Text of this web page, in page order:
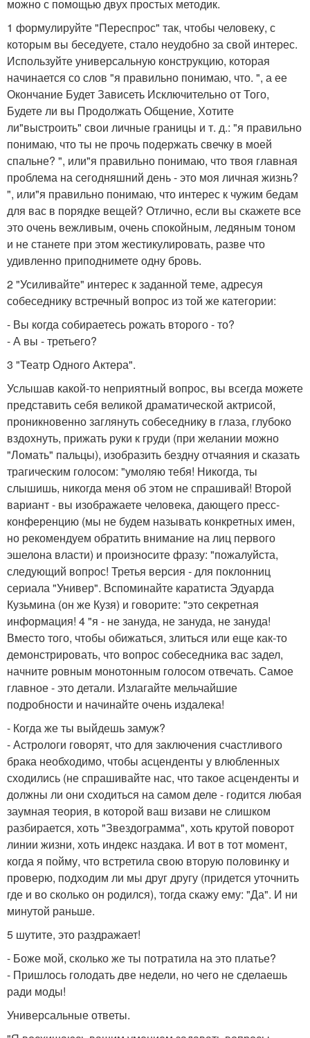
можно с помощью двух простых методик.
1 формулируйте "Переспрос" так, чтобы человеку, с
которым вы беседуете, стало неудобно за свой интерес.
Используйте универсальную конструкцию, которая
начинается со слов "я правильно понимаю, что. ", а ее
Окончание Будет Зависеть Исключительно от Того,
Будете ли вы Продолжать Общение, Хотите
ли"выстроить" свои личные границы и т. д.: "я правильно
понимаю, что ты не прочь подержать свечку в моей
спальне? ", или"я правильно понимаю, что твоя главная
проблема на сегодняшний день - это моя личная жизнь?
", или"я правильно понимаю, что интерес к чужим бедам
для вас в порядке вещей? Отлично, если вы скажете все
это очень вежливым, очень спокойным, ледяным тоном
и не станете при этом жестикулировать, разве что
удивленно приподнимете одну бровь.
2 "Усиливайте" интерес к заданной теме, адресуя
собеседнику встречный вопрос из той же категории:
- Вы когда собираетесь рожать второго - то?
- А вы - третьего?
3 "Театр Одного Актера".
Услышав какой-то неприятный вопрос, вы всегда можете
представить себя великой драматической актрисой,
проникновенно заглянуть собеседнику в глаза, глубоко
вздохнуть, прижать руки к груди (при желании можно
"Ломать" пальцы), изобразить бездну отчаяния и сказать
трагическим голосом: "умоляю тебя! Никогда, ты
слышишь, никогда меня об этом не спрашивай! Второй
вариант - вы изображаете человека, дающего пресс-
конференцию (мы не будем называть конкретных имен,
но рекомендуем обратить внимание на лиц первого
эшелона власти) и произносите фразу: "пожалуйста,
следующий вопрос! Третья версия - для поклонниц
сериала "Универ". Вспоминайте каратиста Эдуарда
Кузьмина (он же Кузя) и говорите: "это секретная
информация! 4 "я - не зануда, не зануда, не зануда!
Вместо того, чтобы обижаться, злиться или еще как-то
демонстрировать, что вопрос собеседника вас задел,
начните ровным монотонным голосом отвечать. Самое
главное - это детали. Излагайте мельчайшие
подробности и начинайте очень издалека!
- Когда же ты выйдешь замуж?
- Астрологи говорят, что для заключения счастливого
брака необходимо, чтобы асценденты у влюбленных
сходились (не спрашивайте нас, что такое асценденты и
должны ли они сходиться на самом деле - годится любая
заумная теория, в которой ваш визави не слишком
разбирается, хоть "Звездограмма", хоть крутой поворот
линии жизни, хоть индекс наздака. И вот в тот момент,
когда я пойму, что встретила свою вторую половинку и
проверю, подходим ли мы друг другу (придется уточнить
где и во сколько он родился), тогда скажу ему: "Да". И ни
минутой раньше.
5 шутите, это раздражает!
- Боже мой, сколько же ты потратила на это платье?
- Пришлось голодать две недели, но чего не сделаешь
ради моды!
Универсальные ответы.